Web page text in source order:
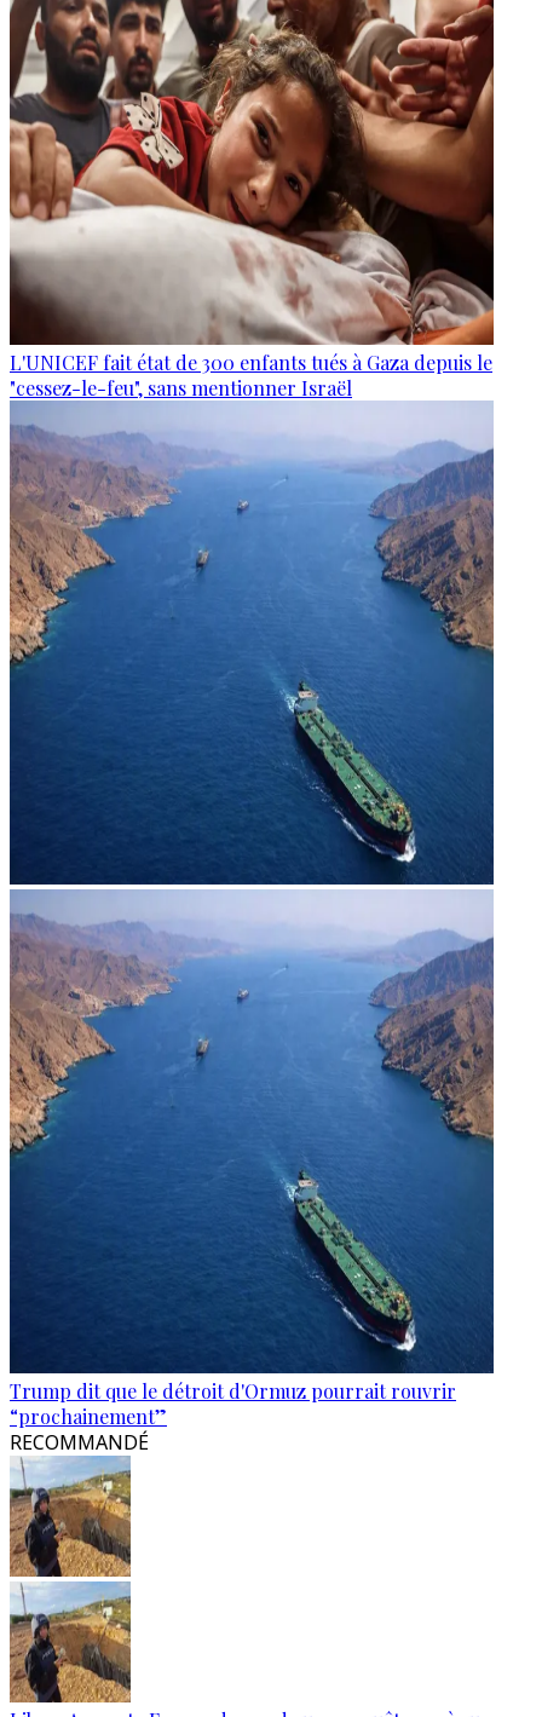
L'UNICEF fait état de 300 enfants tués à Gaza depuis le
"cessez-le-feu", sans mentionner Israël
Trump dit que le détroit d'Ormuz pourrait rouvrir
“prochainement”
RECOMMANDÉ